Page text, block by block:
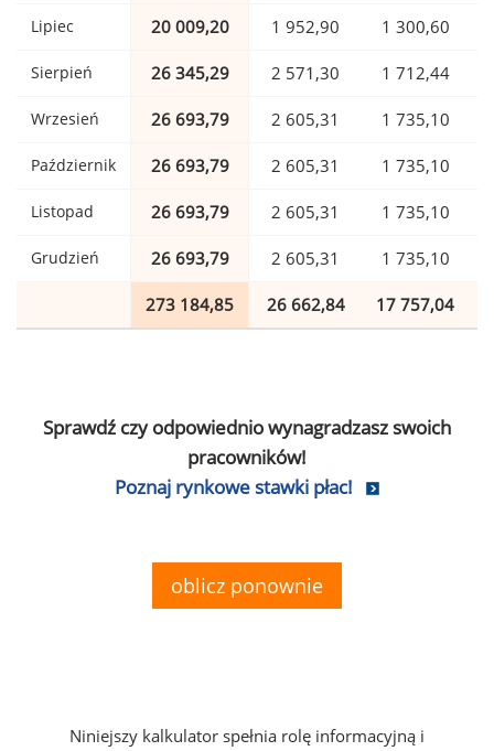
Lipiec 20 009,20 1 952,90 1 300,60
Sierpień 26 345,29 2 571,30 1 712,44
Wrzesień 26 693,79 2 605,31 1 735,10
Październik 26 693,79 2 605,31 1 735,10
Listopad 26 693,79 2 605,31 1 735,10
Grudzień 26 693,79 2 605,31 1 735,10
273 184,85 26 662,84 17 757,04
Sprawdź czy odpowiednio wynagradzasz swoich
pracowników!
Poznaj rynkowe stawki płac!
oblicz ponownie
Niniejszy kalkulator spełnia rolę informacyjną i